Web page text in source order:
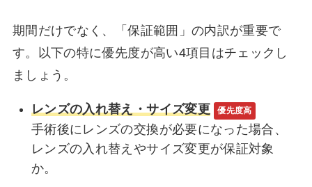
期間だけでなく、「保証範囲」の内訳が重要で
す。以下の特に優先度が高い4項目はチェックし
ましょう。
レンズの入れ替え・サイズ変更 優先度高
手術後にレンズの交換が必要になった場合、
レンズの入れ替えやサイズ変更が保証対象
か。